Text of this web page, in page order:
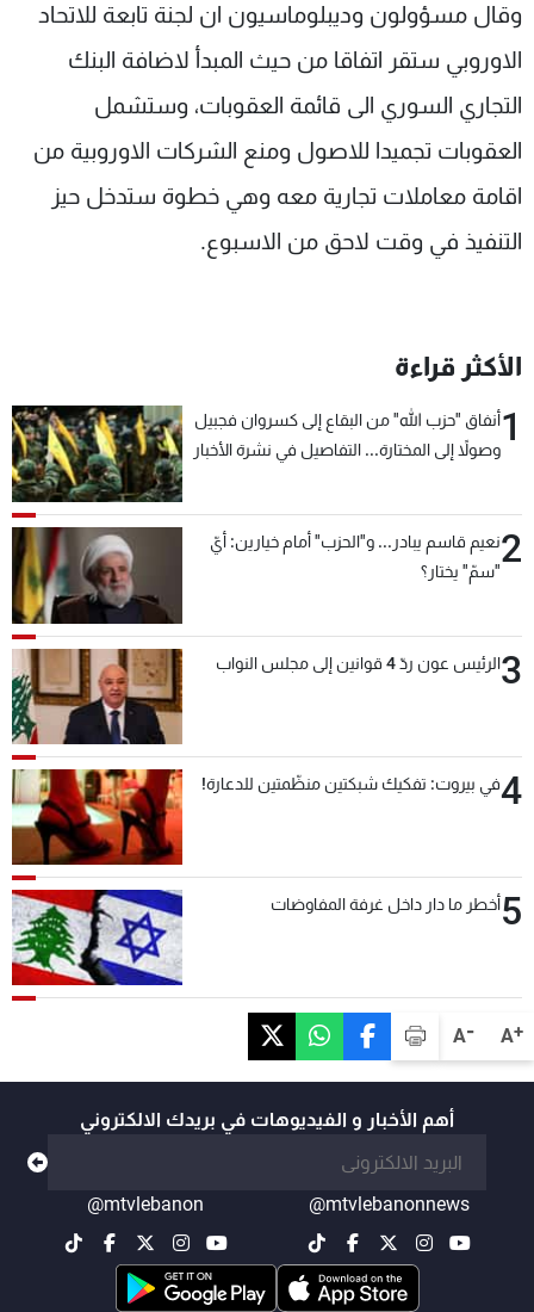
A+
A-
وقال مسؤولون وديبلوماسيون ان لجنة تابعة للاتحاد
الاوروبي ستقر اتفاقا من حيث المبدأ لاضافة البنك
التجاري السوري الى قائمة العقوبات، وستشمل
العقوبات تجميدا للاصول ومنع الشركات الاوروبية من
اقامة معاملات تجارية معه وهي خطوة ستدخل حيز
التنفيذ في وقت لاحق من الاسبوع.
الأكثر قراءة
1أنفاق "حزب الله" من البقاع إلى كسروان فجبيل
وصولاً إلى المختارة... التفاصيل في نشرة الأخبار
2نعيم قاسم يبادر... و"الحزب" أمام خيارين: أيّ
"سمّ" يختار؟
3الرئيس عون ردّ 4 قوانين إلى مجلس النواب
4في بيروت: تفكيك شبكتين منظّمتين للدعارة!
5أخطر ما دار داخل غرفة المفاوضات
أهم الأخبار و الفيديوهات في بريدك الالكتروني
@mtvlebanonnews
@mtvlebanon